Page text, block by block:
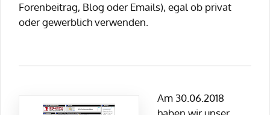
Forenbeitrag, Blog oder Emails), egal ob privat
oder gewerblich verwenden.
Am 30.06.2018